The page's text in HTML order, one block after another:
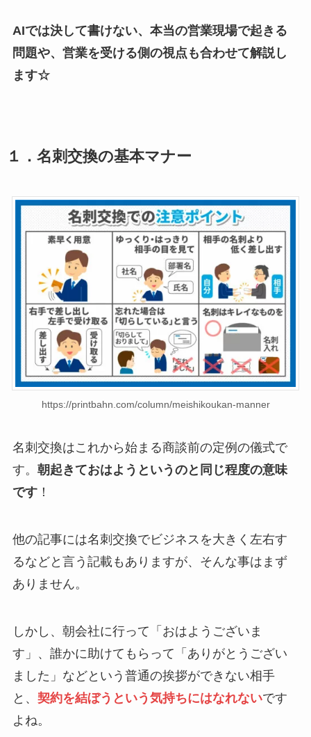
AIでは決して書けない、本当の営業現場で起きる
問題や、営業を受ける側の視点も合わせて解説し
ます☆
１．名刺交換の基本マナー
https://printbahn.com/column/meishikoukan-manner
名刺交換はこれから始まる商談前の定例の儀式で
す。 朝起きておはようというのと同じ程度の意味
です！
他の記事には名刺交換でビジネスを大きく左右す
るなどと言う記載もありますが、そんな事はまず
ありません。
しかし、朝会社に行って「おはようございま
す」、誰かに助けてもらって「ありがとうござい
ました」などという普通の挨拶ができない相手
と、 契約を結ぼうという気持ちにはなれないです
よね。